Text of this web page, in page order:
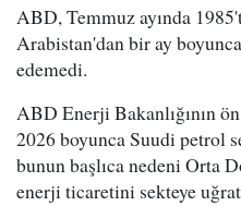
ABD, Temmuz ayında
Arabistan'dan bir ay
edemedi.
ABD Enerji Bakanlığının
2026 boyunca Suudi petrol
bunun başlıca nedeni Orta
enerji ticaretini sekteye